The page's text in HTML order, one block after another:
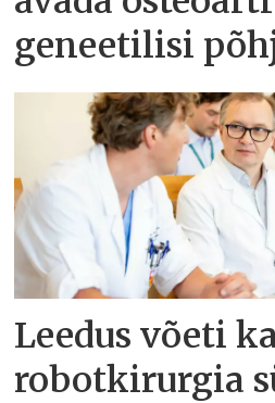
geneetilisi
Leedus võeti
robotkirurgia